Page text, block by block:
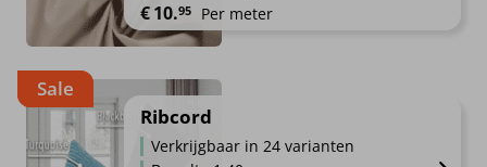
€10.95 Per meter
Sale
Ribcord
Verkrijgbaar in 24 varianten